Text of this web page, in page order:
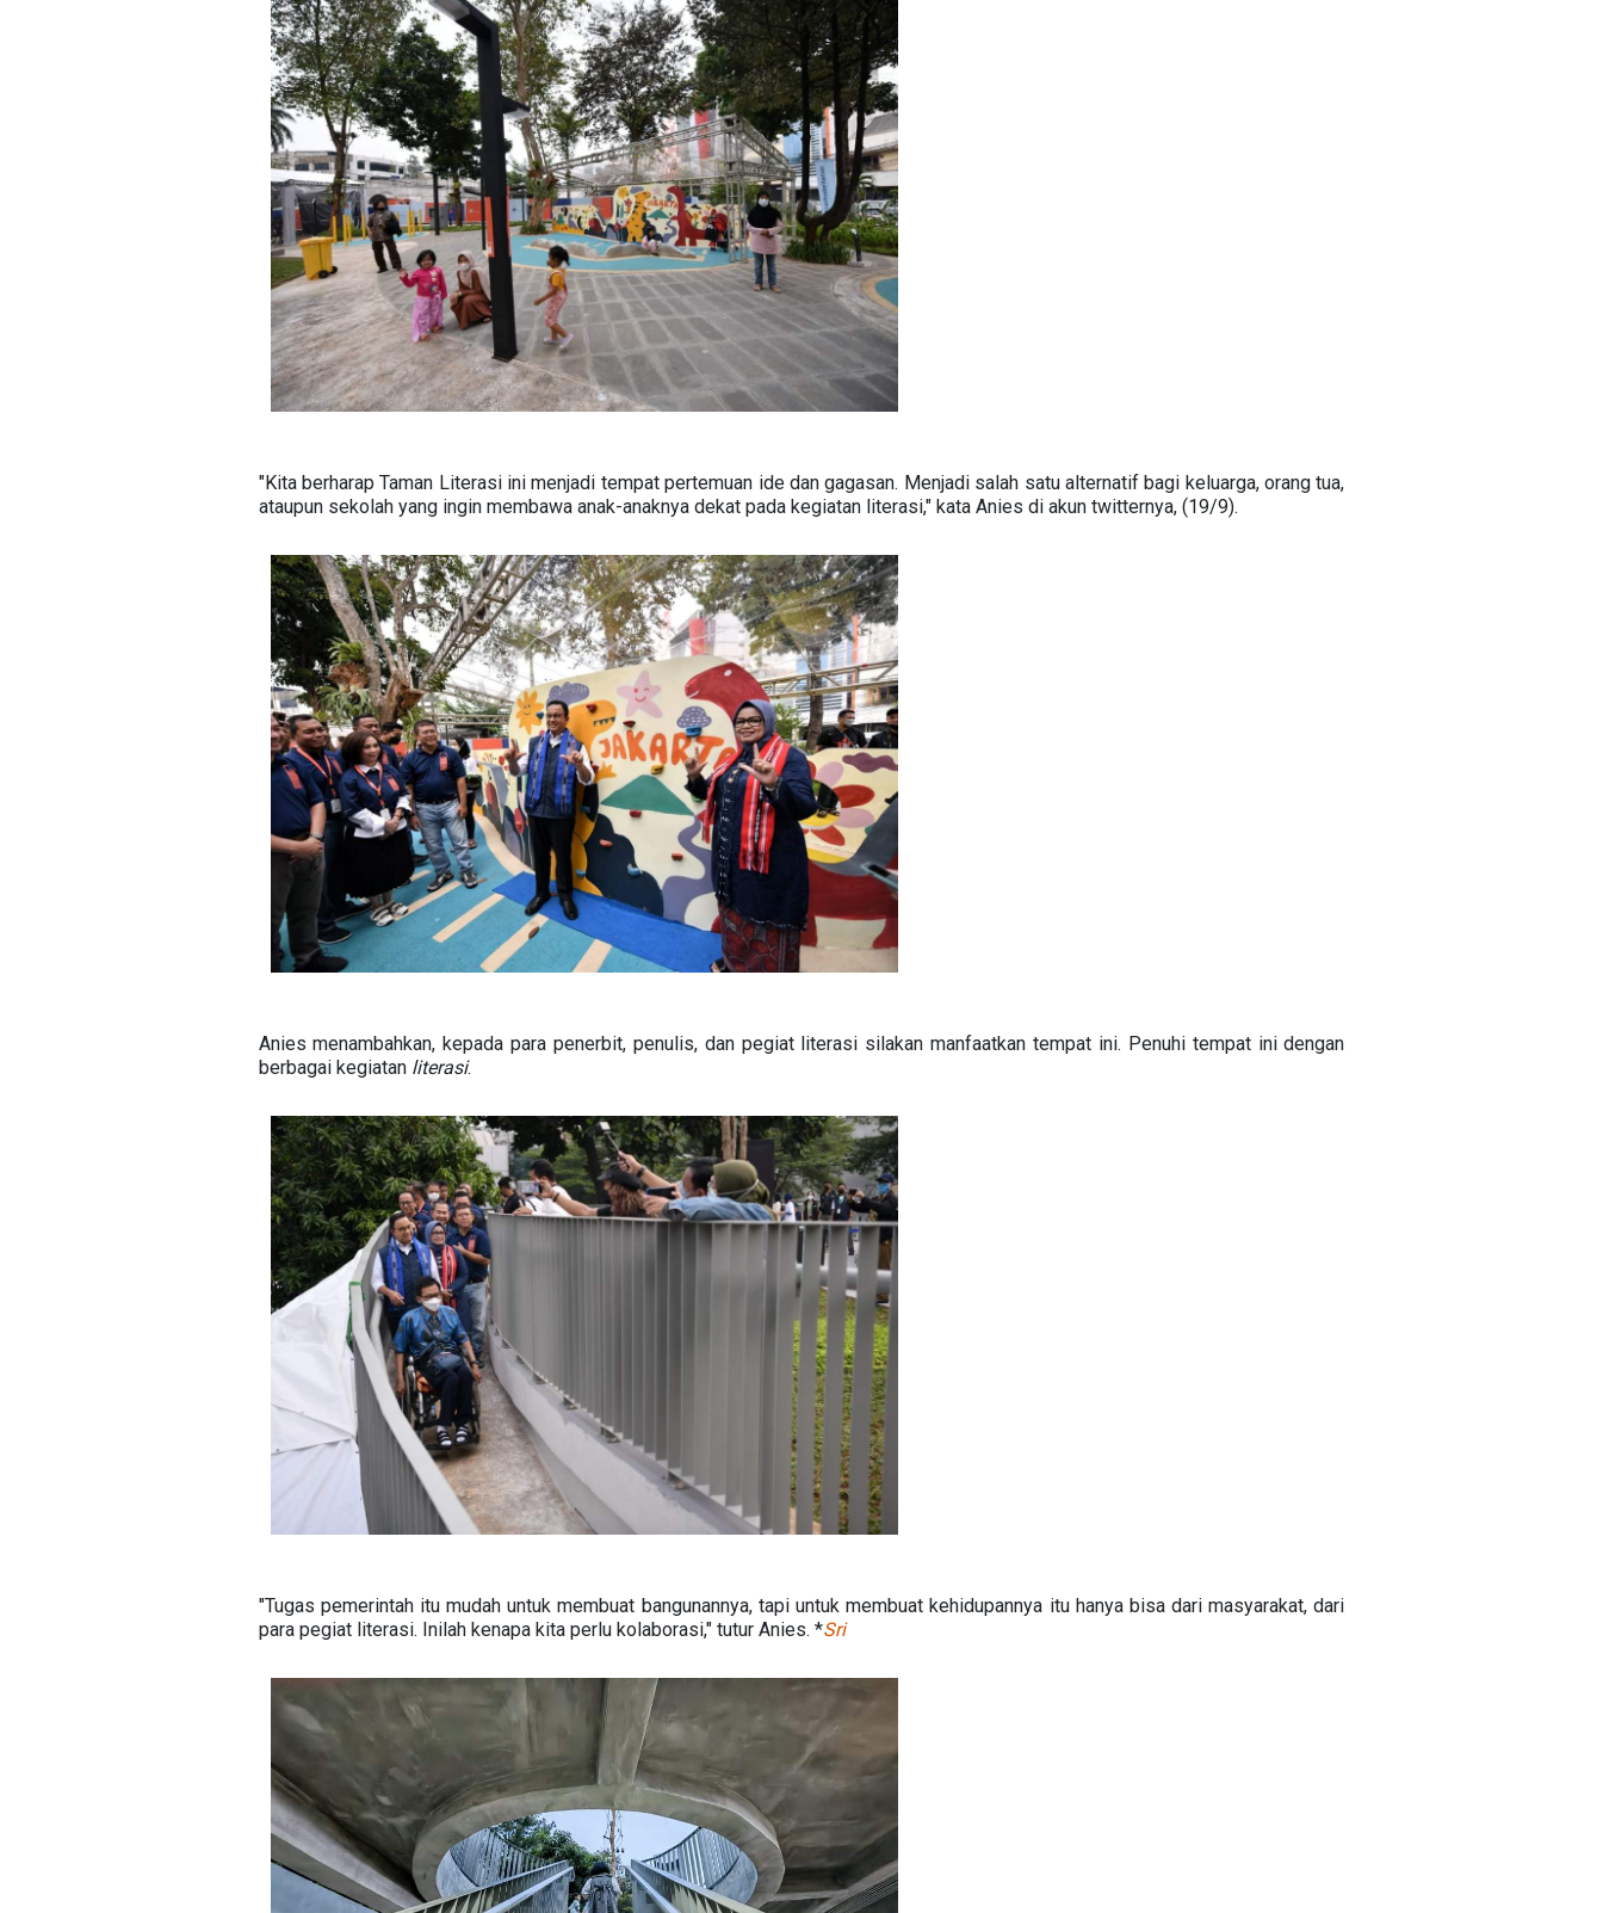
"Kita berharap Taman Literasi ini menjadi tempat pertemuan ide dan gagasan. Menjadi salah satu alternatif bagi keluarga, orang tua,
ataupun sekolah yang ingin membawa anak-anaknya dekat pada kegiatan literasi," kata Anies di akun twitternya, (19/9).
Anies menambahkan, kepada para penerbit, penulis, dan pegiat literasi silakan manfaatkan tempat ini. Penuhi tempat ini dengan
berbagai kegiatan literasi.
"Tugas pemerintah itu mudah untuk membuat bangunannya, tapi untuk membuat kehidupannya itu hanya bisa dari masyarakat, dari
para pegiat literasi. Inilah kenapa kita perlu kolaborasi," tutur Anies. *Sri